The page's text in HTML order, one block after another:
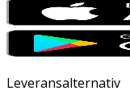
Leveransalternativ